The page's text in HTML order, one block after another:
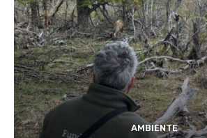
AMBIENTE